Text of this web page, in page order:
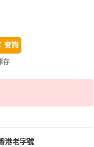
查詢
存
港老字號